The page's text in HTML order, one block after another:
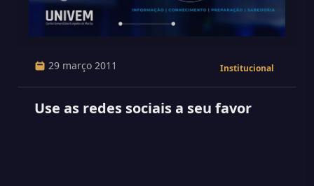
29 março 2011 Institucional
Use as redes sociais a seu favor